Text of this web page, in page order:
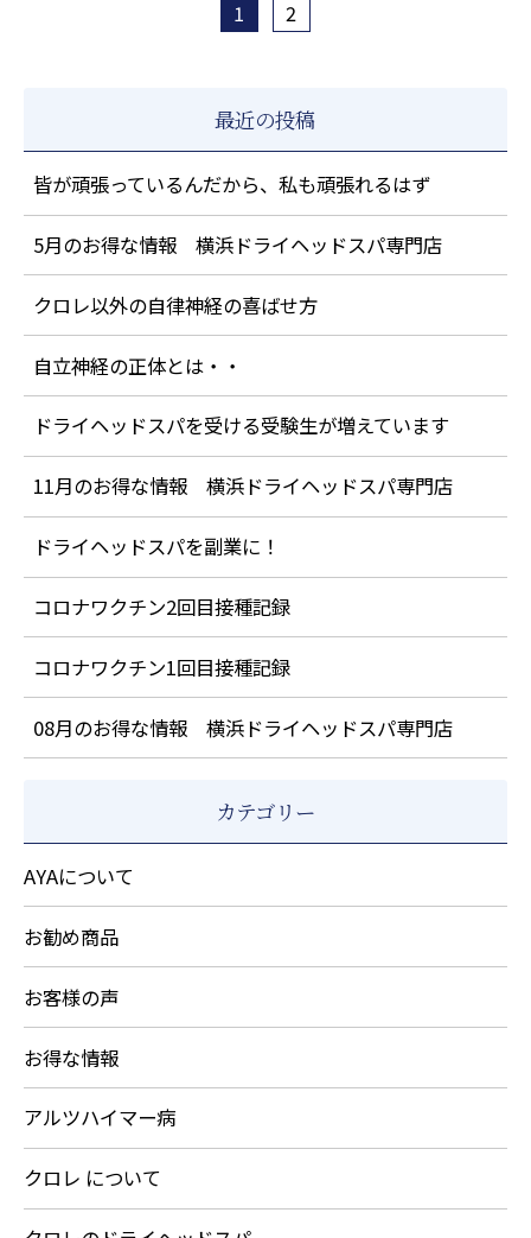
1 2
最近の投稿
皆が頑張っているんだから、私も頑張れるはず
5月のお得な情報 横浜ドライヘッドスパ専門店
クロレ以外の自律神経の喜ばせ方
自立神経の正体とは・・
ドライヘッドスパを受ける受験生が増えています
11月のお得な情報 横浜ドライヘッドスパ専門店
ドライヘッドスパを副業に！
コロナワクチン2回目接種記録
コロナワクチン1回目接種記録
08月のお得な情報 横浜ドライヘッドスパ専門店
カテゴリー
AYAについて
お勧め商品
お客様の声
お得な情報
アルツハイマー病
クロレ について